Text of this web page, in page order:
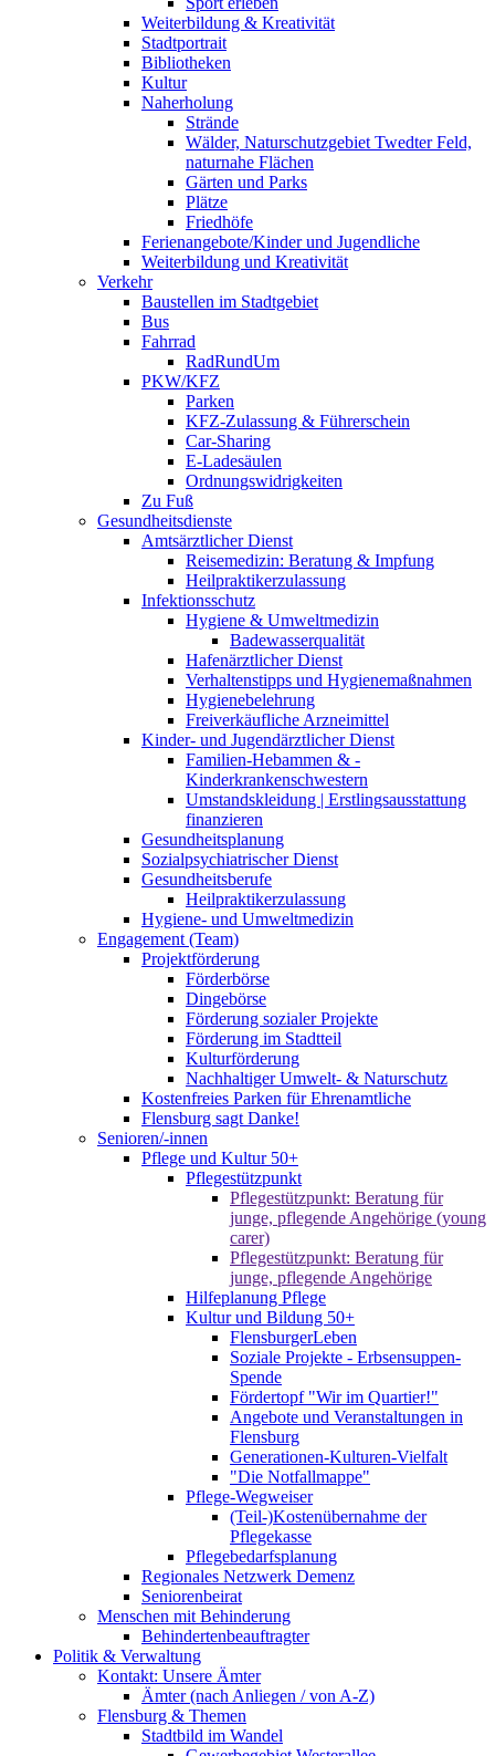
Weiterbildung & Kreativität
Stadtportrait
Bibliotheken
Kultur
Naherholung
Strände
Wälder, Naturschutzgebiet Twedter Feld,
naturnahe Flächen
Gärten und Parks
Plätze
Friedhöfe
Ferienangebote/Kinder und Jugendliche
Weiterbildung und Kreativität
Verkehr
Baustellen im Stadtgebiet
Bus
Fahrrad
RadRundUm
PKW/KFZ
Parken
KFZ-Zulassung & Führerschein
Car-Sharing
E-Ladesäulen
Ordnungswidrigkeiten
Zu Fuß
Gesundheitsdienste
Amtsärztlicher Dienst
Reisemedizin: Beratung & Impfung
Heilpraktikerzulassung
Infektionsschutz
Hygiene & Umweltmedizin
Badewasserqualität
Hafenärztlicher Dienst
Verhaltenstipps und Hygienemaßnahmen
Hygienebelehrung
Freiverkäufliche Arzneimittel
Kinder- und Jugendärztlicher Dienst
Familien-Hebammen & -
Kinderkrankenschwestern
Umstandskleidung | Erstlingsausstattung
finanzieren
Gesundheitsplanung
Sozialpsychiatrischer Dienst
Gesundheitsberufe
Heilpraktikerzulassung
Hygiene- und Umweltmedizin
Engagement (Team)
Projektförderung
Förderbörse
Dingebörse
Förderung sozialer Projekte
Förderung im Stadtteil
Kulturförderung
Nachhaltiger Umwelt- & Naturschutz
Kostenfreies Parken für Ehrenamtliche
Flensburg sagt Danke!
Senioren/-innen
Pflege und Kultur 50+
Pflegestützpunkt
Pflegestützpunkt: Beratung für
junge, pflegende Angehörige (young
carer)
Pflegestützpunkt: Beratung für
junge, pflegende Angehörige
Hilfeplanung Pflege
Kultur und Bildung 50+
FlensburgerLeben
Soziale Projekte - Erbsensuppen-
Spende
Fördertopf "Wir im Quartier!"
Angebote und Veranstaltungen in
Flensburg
Generationen-Kulturen-Vielfalt
"Die Notfallmappe"
Pflege-Wegweiser
(Teil-)Kostenübernahme der
Pflegekasse
Pflegebedarfsplanung
Regionales Netzwerk Demenz
Seniorenbeirat
Menschen mit Behinderung
Behindertenbeauftragter
Politik & Verwaltung
Kontakt: Unsere Ämter
Ämter (nach Anliegen / von A-Z)
Flensburg & Themen
Stadtbild im Wandel